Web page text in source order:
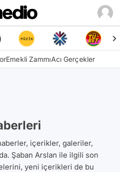
Emekli ZammıAcı Gerçekler
içerikler, galeriler,
Şaban Arslan ile ilgili son
yeni içerikleri de bu